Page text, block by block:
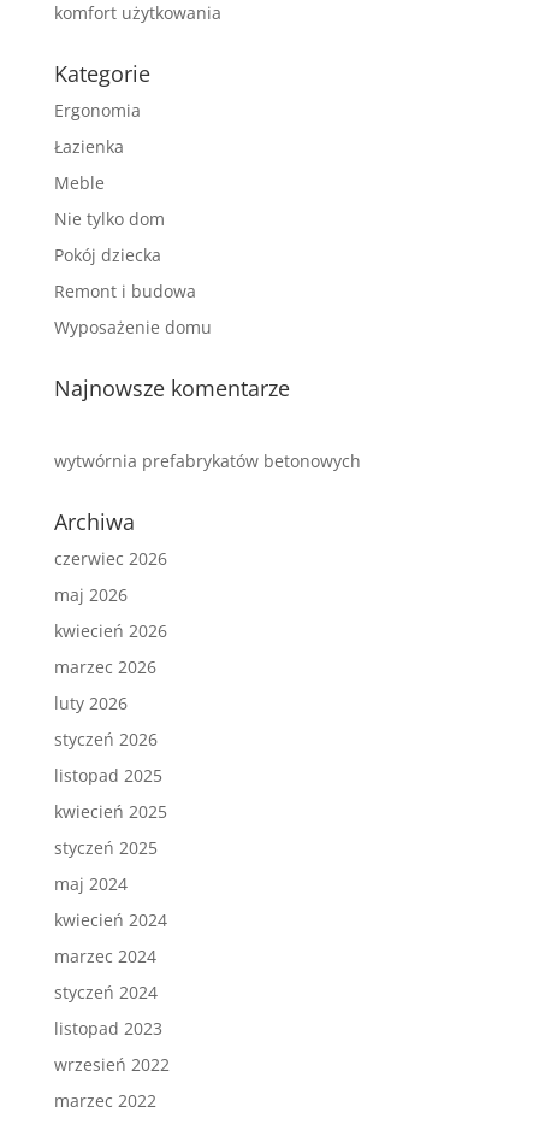
komfort użytkowania
Kategorie
Ergonomia
Łazienka
Meble
Nie tylko dom
Pokój dziecka
Remont i budowa
Wyposażenie domu
Najnowsze komentarze
wytwórnia prefabrykatów betonowych
Archiwa
czerwiec 2026
maj 2026
kwiecień 2026
marzec 2026
luty 2026
styczeń 2026
listopad 2025
kwiecień 2025
styczeń 2025
maj 2024
kwiecień 2024
marzec 2024
styczeń 2024
listopad 2023
wrzesień 2022
marzec 2022